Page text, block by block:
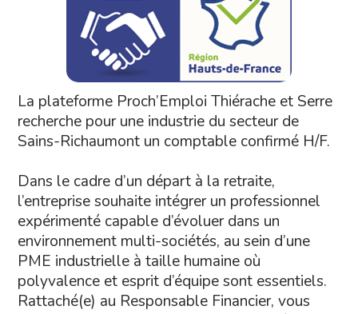
La plateforme Proch’Emploi Thiérache et Serre
recherche pour une industrie du secteur de
Sains-Richaumont un comptable confirmé H/F.
Dans le cadre d’un départ à la retraite,
l’entreprise souhaite intégrer un professionnel
expérimenté capable d’évoluer dans un
environnement multi-sociétés, au sein d’une
PME industrielle à taille humaine où
polyvalence et esprit d’équipe sont essentiels.
Rattaché(e) au Responsable Financier, vous